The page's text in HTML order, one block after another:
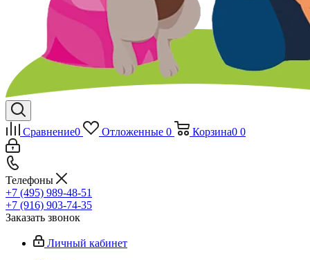
Сравнение0 Отложенные 0 Корзина0 0
Телефоны
+7 (495) 989-48-51
+7 (916) 903-74-35
Заказать звонок
Личный кабинет